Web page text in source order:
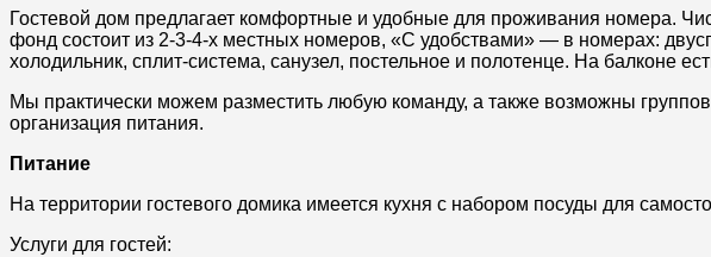
Гостевой дом предлагает комфортные и удобные для проживания номера.
фонд состоит из 2-3-4-х местных номеров, «С удобствами» — в номерах:
холодильник, сплит-система, санузел, постельное и полотенце. На балконе
Мы практически можем разместить любую команду, а также возможны
организация питания.
Питание
На территории гостевого домика имеется кухня с набором посуды для
Услуги для гостей: